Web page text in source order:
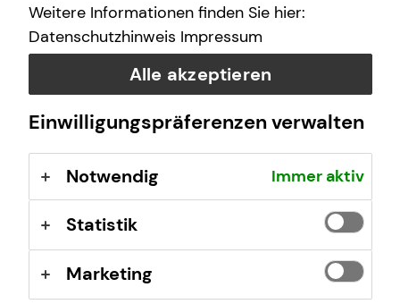
Selbstverständlich sind auch Termine außerhalb
Kontaktformular
Weitere Informationen finden Sie hier:
Datenschutzhinweis Impressum
Alle akzeptieren
Einwilligungspräferenzen verwalten
Notwendig Immer aktiv
Statistik
Marketing